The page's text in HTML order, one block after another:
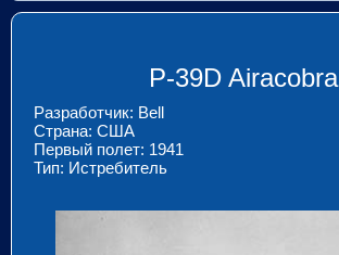
P-39D Airacobra
Разработчик: Bell
Страна: США
Первый полет: 1941
Тип: Истребитель